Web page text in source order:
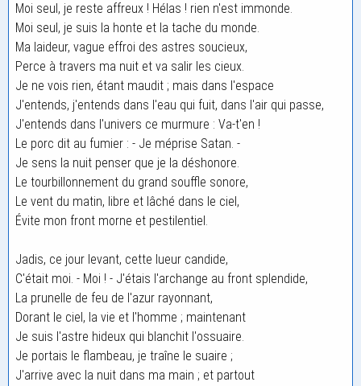
Moi seul, je reste affreux ! Hélas ! rien n'est immonde.
Moi seul, je suis la honte et la tache du monde.
Ma laideur, vague effroi des astres soucieux,
Perce à travers ma nuit et va salir les cieux.
Je ne vois rien, étant maudit ; mais dans l'espace
J'entends, j'entends dans l'eau qui fuit, dans l'air qui passe,
J'entends dans l'univers ce murmure : Va-t'en !
Le porc dit au fumier : - Je méprise Satan. -
Je sens la nuit penser que je la déshonore.
Le tourbillonnement du grand souffle sonore,
Le vent du matin, libre et lâché dans le ciel,
Évite mon front morne et pestilentiel.
Jadis, ce jour levant, cette lueur candide,
C'était moi. - Moi ! - J'étais l'archange au front splendide,
La prunelle de feu de l'azur rayonnant,
Dorant le ciel, la vie et l'homme ; maintenant
Je suis l'astre hideux qui blanchit l'ossuaire.
Je portais le flambeau, je traîne le suaire ;
J'arrive avec la nuit dans ma main ; et partout